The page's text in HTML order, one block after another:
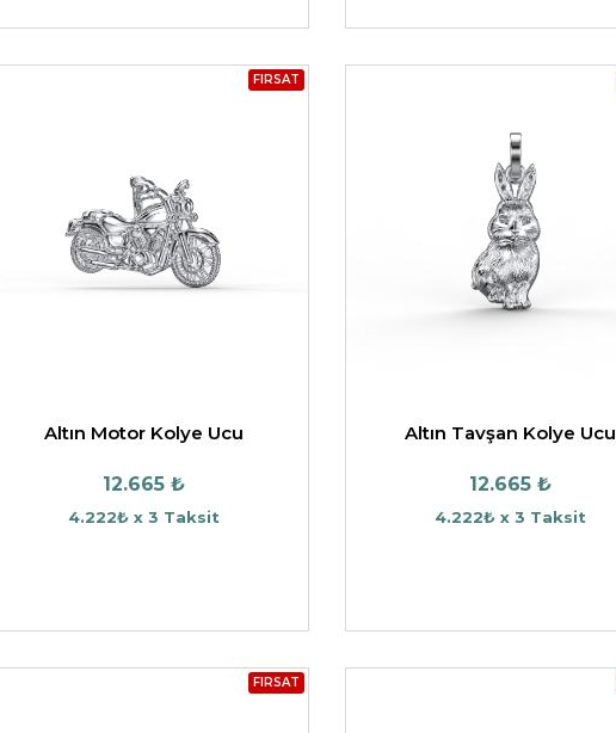
FIRSAT
Altın Motor Kolye Ucu
12.665 ₺
4.222₺ x 3 Taksit
Altın Tavşan Kolye Ucu
12.665 ₺
4.222₺ x 3 Taksit
FIRSAT